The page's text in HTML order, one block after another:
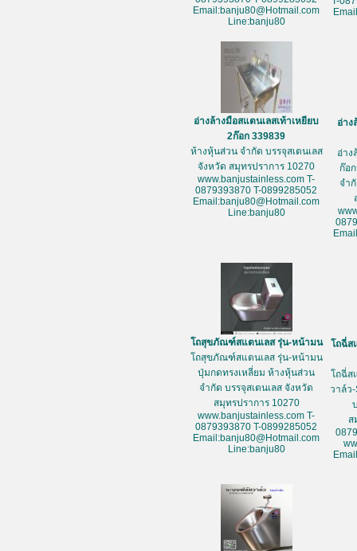
Email:banju80@Hotmail.com
Line:banju80
อ่างล้างมือสแตนเลสเท้าเหยียบ
2ก๊อก 339839
ห้างหุ้นส่วน จำกัด บรรจุสเตนเลส
จังหวัด สมุทรปราการ 10270
www.banjustainless.com T-
0879393870 T-0899285052
Email:banju80@Hotmail.com
Line:banju80
อ่าง
อ่าง
ก๊อ
จำ
โถสุขภัณฑ์สแตนเลส รุ่น-หน้ามน
โถสุขภัณฑ์สแตนเลส รุ่น-หน้ามน
ปุ่มกดทรงเหลี่ยม ห้างหุ้นส่วน
จำกัด บรรจุสเตนเลส จังหวัด
สมุทรปราการ 10270
www.banjustainless.com T-
0879393870 T-0899285052
Email:banju80@Hotmail.com
Line:banju80
โถฉี่ส
โถฉี่ส
วาล์ว
ส